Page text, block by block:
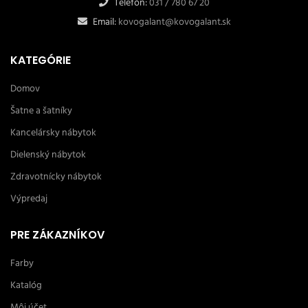
Email:kovogalant@kovogalant.sk
KATEGÓRIE
Domov
Šatne a šatníky
Kancelársky nábytok
Dielenský nábytok
Zdravotnícky nábytok
Výpredaj
PRE ZÁKAZNÍKOV
Farby
Katalóg